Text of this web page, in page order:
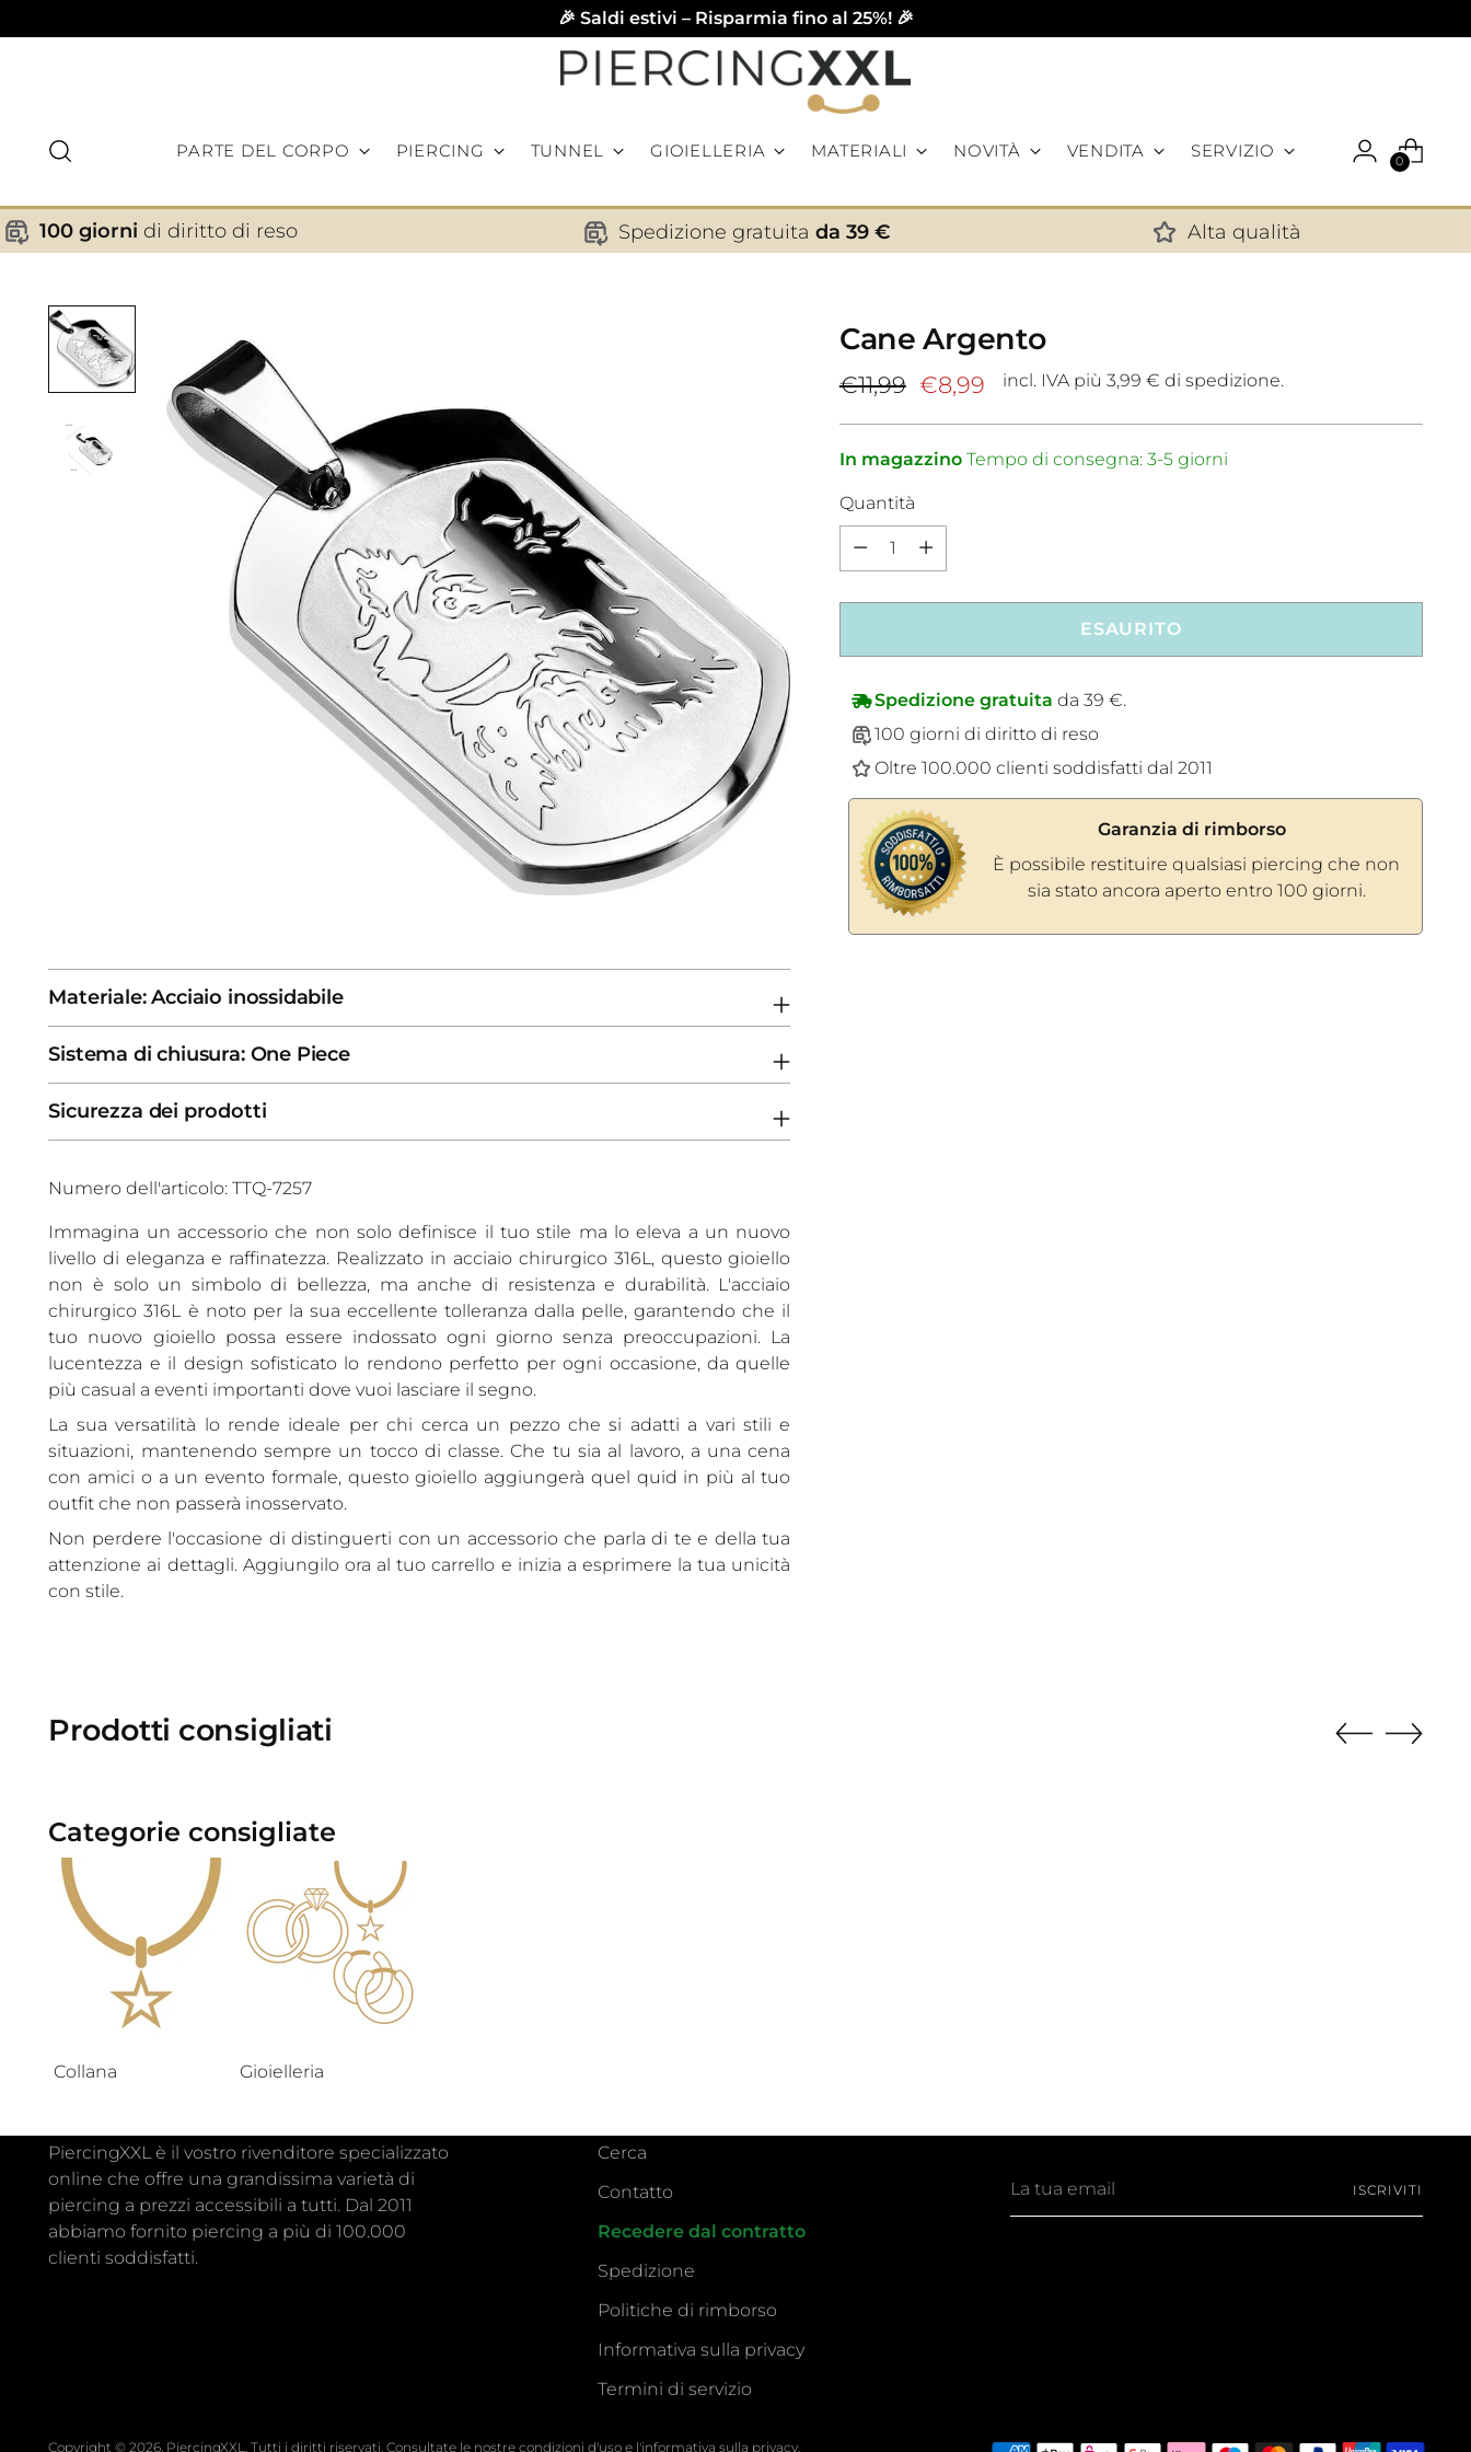
🎉 Saldi estivi – Risparmia fino al 25%! 🎉
PARTE DEL CORPO PIERCING TUNNEL GIOIELLERIA MATERIALI NOVITÀ VENDITA SERVIZIO
0
✕
100 giorni di diritto di reso Spedizione gratuita da 39 € Alta qualità
Materiale: Acciaio inossidabile
Sistema di chiusura: One Piece
Sicurezza dei prodotti
Numero dell'articolo: TTQ-7257
Immagina un accessorio che non solo definisce il tuo stile ma lo eleva a un nuovo
livello di eleganza e raffinatezza. Realizzato in acciaio chirurgico 316L, questo gioiello
non è solo un simbolo di bellezza, ma anche di resistenza e durabilità. L'acciaio
chirurgico 316L è noto per la sua eccellente tolleranza dalla pelle, garantendo che il
tuo nuovo gioiello possa essere indossato ogni giorno senza preoccupazioni. La
lucentezza e il design sofisticato lo rendono perfetto per ogni occasione, da quelle
più casual a eventi importanti dove vuoi lasciare il segno.
La sua versatilità lo rende ideale per chi cerca un pezzo che si adatti a vari stili e
situazioni, mantenendo sempre un tocco di classe. Che tu sia al lavoro, a una cena
con amici o a un evento formale, questo gioiello aggiungerà quel quid in più al tuo
outfit che non passerà inosservato.
Non perdere l'occasione di distinguerti con un accessorio che parla di te e della tua
attenzione ai dettagli. Aggiungilo ora al tuo carrello e inizia a esprimere la tua unicità
con stile.
Cane Argento
Prezzo
listino
€11,99 €8,99 incl. IVA più 3,99 € di spedizione.
In magazzinoTempo di consegna: 3-5 giorni
Quantità
Quantità
ESAURITO
Spedizione gratuita da 39 €.
100 giorni di diritto di reso
Oltre 100.000 clienti soddisfatti dal 2011
Garanzia di rimborso
È possibile restituire qualsiasi piercing che non
sia stato ancora aperto entro 100 giorni.
Prodotti consigliati
Categorie consigliate
Collana Gioielleria
PiercingXXL è il vostro rivenditore specializzato
online che offre una grandissima varietà di
piercing a prezzi accessibili a tutti. Dal 2011
abbiamo fornito piercing a più di 100.000
clienti soddisfatti.
Cerca
Contatto
Recedere dal contratto
Spedizione
Politiche di rimborso
Informativa sulla privacy
Termini di servizio
tua
ISCRIVITI
Copyright © 2026, PiercingXXL. Tutti i diritti riservati. Consultate le nostre condizioni d'uso e l'informativa sulla privacy.